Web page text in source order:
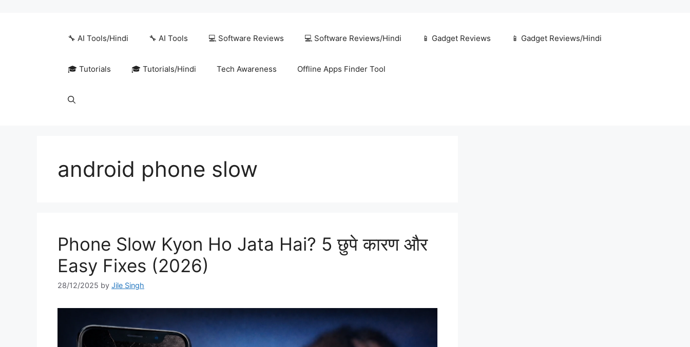
🔧 AI Tools/Hindi 🔧 AI Tools 💻 Software Reviews 💻 Software Reviews/Hindi 📱 Gadget Reviews 📱 Gadget Reviews/Hindi
🎓 Tutorials 🎓 Tutorials/Hindi Tech Awareness Offline Apps Finder Tool
android phone slow
Phone Slow Kyon Ho Jata Hai? 5 छुपे कारण और
Easy Fixes (2026)
28/12/2025 by Jile Singh